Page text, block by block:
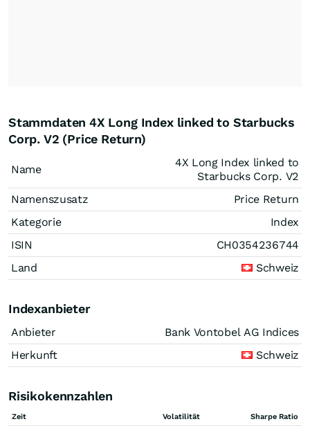
Stammdaten 4X Long Index linked to Starbucks
Corp. V2 (Price Return)
Name
4X Long Index linked to
Starbucks Corp. V2
Namenszusatz
Price Return
Kategorie
Index
ISIN
CH0354236744
Land
Schweiz
Indexanbieter
Anbieter
Bank Vontobel AG Indices
Herkunft
Schweiz
Risikokennzahlen
Zeit Volatilität Sharpe Ratio